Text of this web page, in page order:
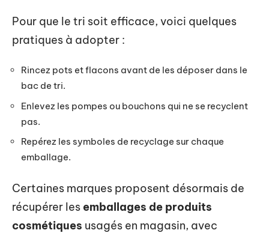
Pour que le tri soit efficace, voici quelques
pratiques à adopter :
Rincez pots et flacons avant de les déposer dans le
bac de tri.
Enlevez les pompes ou bouchons qui ne se recyclent
pas.
Repérez les symboles de recyclage sur chaque
emballage.
Certaines marques proposent désormais de
récupérer les emballages de produits
cosmétiques usagés en magasin, avec